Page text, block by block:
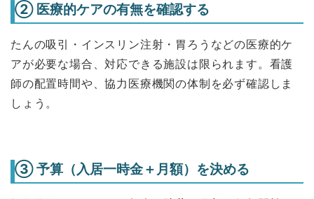
② 医療的ケアの有無を確認する
たんの吸引・インスリン注射・胃ろうなどの医療的ケ
アが必要な場合、対応できる施設は限られます。看護
師の配置時間や、協力医療機関の体制を必ず確認しま
しょう。
③ 予算（入居一時金＋月額）を決める